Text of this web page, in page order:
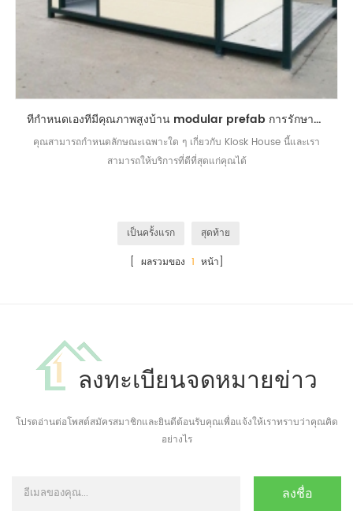
ที่กำหนดเองที่มีคุณภาพสูงบ้าน modular prefab การรักษาความปลอดภัยบ้านตู้
คุณสามารถกำหนดลักษณะเฉพาะใด ๆ เกี่ยวกับ Kiosk House นี้และเรา
สามารถให้บริการที่ดีที่สุดแก่คุณได้
เป็นครั้งแรก
สุดท้าย
[ ผลรวมของ 1 หน้า]
ลงทะเบียนจดหมายข่าว
โปรดอ่านต่อโพสต์สมัครสมาชิกและยินดีต้อนรับคุณเพื่อแจ้งให้เราทราบว่าคุณคิด
อย่างไร